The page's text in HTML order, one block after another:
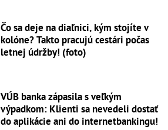
Čo sa deje na diaľnici, kým stojíte v
kolóne? Takto pracujú cestári počas
letnej údržby! (foto)
VÚB banka zápasila s veľkým
výpadkom: Klienti sa nevedeli dostať
do aplikácie ani do internetbankingu!